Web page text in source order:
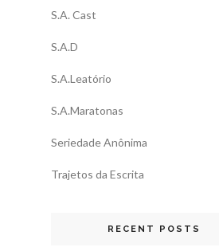
S.A. Cast
S.A.D
S.A.Leatório
S.A.Maratonas
Seriedade Anônima
Trajetos da Escrita
RECENT POSTS